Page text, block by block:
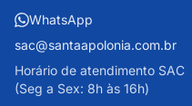
WhatsApp
sac@santaapolonia.com.br
Horário de atendimento SAC
(Seg a Sex: 8h às 16h)